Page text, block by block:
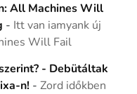
All Machines Will
- Itt van iamyank új
Will Fail
- Debütáltak
n! -Zord időkben